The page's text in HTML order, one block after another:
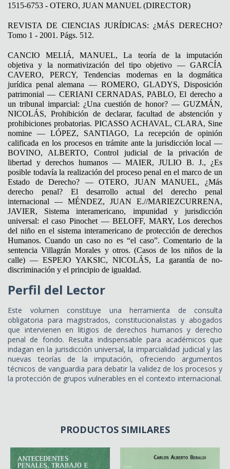
1515-6753 - OTERO, JUAN MANUEL (DIRECTOR)
REVISTA DE CIENCIAS JURÍDICAS: ¿MÁS DERECHO?
Tomo 1 - 2001. Págs. 512.
CANCIO MELIÁ, MANUEL, La teoría de la imputación
objetiva y la normativización del tipo objetivo — GARCÍA
CAVERO, PERCY, Tendencias modernas en la dogmática
jurídica penal alemana — ROMERO, GLADYS, Disposición
patrimonial — CERIANI CERNADAS, PABLO, El derecho a
un tribunal imparcial: ¿Una cuestión de honor? — GUZMÁN,
NICOLÁS, Prohibición de declarar, facultad de abstención y
prohibiciones probatorias. PICASSO ACHAVAL, CLARA, Sine
nomine — LÓPEZ, SANTIAGO, La recepción de opinión
calificada en los procesos en trámite ante la jurisdicción local —
BOVINO, ALBERTO, Control judicial de la privación de
libertad y derechos humanos — MAIER, JULIO B. J., ¿Es
posible todavía la realización del proceso penal en el marco de un
Estado de Derecho? — OTERO, JUAN MANUEL, ¿Más
derecho penal? El desarrollo actual del derecho penal
internacional — MÉNDEZ, JUAN E.//MARIEZCURRENA,
JAVIER, Sistema interamericano, impunidad y jurisdicción
universal: el caso Pinochet — BELOFF, MARY, Los derechos
del niño en el sistema interamericano de protección de derechos
Humanos. Cuando un caso no es “el caso”. Comentario de la
sentencia Villagrán Morales y otros. (Casos de los niños de la
calle) — ESPEJO YAKSIC, NICOLÁS, La garantía de no-
discriminación y el principio de igualdad.
Perfil del Lector
Este volumen constituye una herramienta de consulta
obligatoria para magistrados, constitucionalistas y abogados
que intervienen en litigios de derechos humanos y derecho
penal de fondo. Resulta indispensable para académicos que
indagan en la jurisdicción universal, la imparcialidad judicial y las
nuevas teorías de la imputación, ofreciendo argumentos
técnicos de vanguardia para debatir la validez de los procesos y
la protección de grupos vulnerables en el contexto internacional.
PRODUCTOS SIMILARES